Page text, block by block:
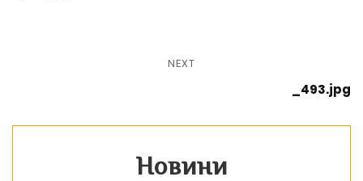
NEXT
_493.jpg
Новини